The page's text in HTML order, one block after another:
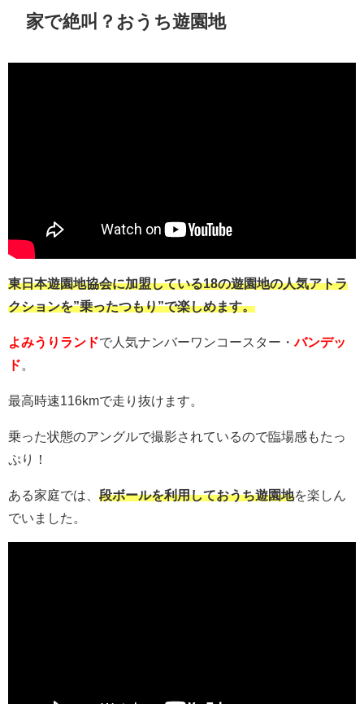
家で絶叫？おうち遊園地
東日本遊園地協会に加盟している18の遊園地の人気アトラ
クションを”乗ったつもり”で楽しめます。
よみうりランドで人気ナンバーワンコースター・ バンデッ
ド
最高時速116kmで走り抜けます。
乗った状態のアングルで撮影されているので臨場感もたっ
ぷり！
ある家庭では、 段ボールを利用しておうち遊園地を楽しん
でいました。